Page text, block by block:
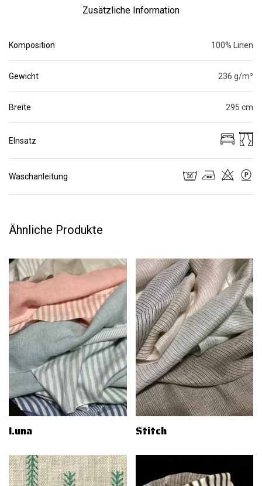
Zusätzliche Information
Komposition 100% Linen
Gewicht 236 g/m²
Breite 295 cm
EInsatz
Waschanleitung
Ähnliche Produkte
Luna Stitch